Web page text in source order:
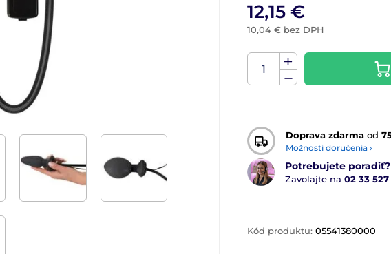
12,15 €
10,04 € bez DPH
Doprava zdarma od
Možnosti doručenia ›
Potrebujete poradiť?
Zavolajte na 02 33 527
Kód produktu: 05541380000